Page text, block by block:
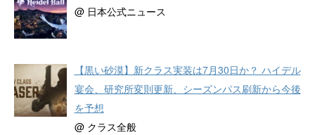
@ 日本公式ニュース
【黒い砂漠】新クラス実装は7月30日か？ ハイデル
宴会、研究所変則更新、シーズンパス刷新から今後
を予想
@ クラス全般